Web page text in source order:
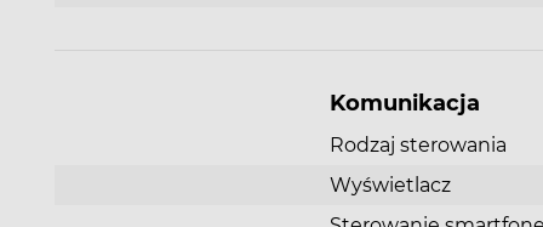
wnętrze wspaniałym białym światłem oraz
komfortowe jasne, jednolite i nieoślepiające
wnętrza. Oświetlenie LED pomaga mieć oko na
Komunikacja
Rodzaj sterowania
Wyświetlacz